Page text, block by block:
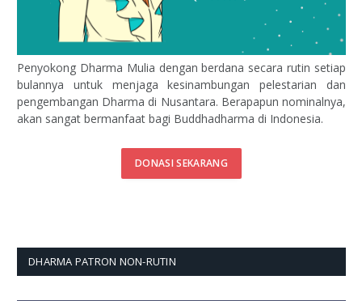
Penyokong Dharma Mulia dengan berdana secara rutin setiap
bulannya untuk menjaga kesinambungan pelestarian dan
pengembangan Dharma di Nusantara. Berapapun nominalnya,
akan sangat bermanfaat bagi Buddhadharma di Indonesia.
DONASI SEKARANG
DHARMA PATRON NON-RUTIN